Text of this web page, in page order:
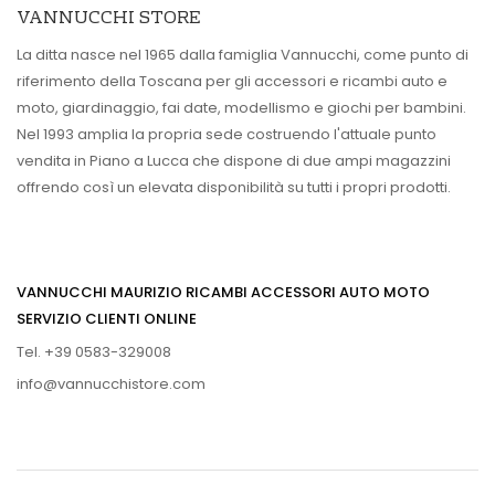
VANNUCCHI STORE
La ditta nasce nel 1965 dalla famiglia Vannucchi, come punto di
riferimento della Toscana per gli accessori e ricambi auto e
moto, giardinaggio, fai date, modellismo e giochi per bambini.
Nel 1993 amplia la propria sede costruendo l'attuale punto
vendita in Piano a Lucca che dispone di due ampi magazzini
offrendo così un elevata disponibilità su tutti i propri prodotti.
VANNUCCHI MAURIZIO RICAMBI ACCESSORI AUTO MOTO
SERVIZIO CLIENTI ONLINE
Tel. +39 0583-329008
info@vannucchistore.com